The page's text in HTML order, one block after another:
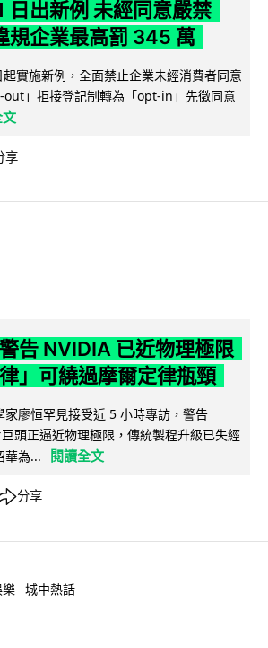
日出新例 未經同意嚴禁
規企業最高罰 345 萬
實施新例，全面禁止企業未經消費者同意
」拒接登記制轉為「opt-in」先徵同意
文
享
告 NVIDIA 已近物理極限
」可繞過摩爾定律瓶頸
家廖恒罕見接受近 5 小時專訪，警告
頭正逼近物理極限，傳統製程升級已失經
華為...
閱讀全文
分享
樂 城中熱話